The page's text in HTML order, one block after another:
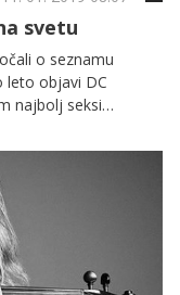
svetu
o seznamu
leto objavi DC
najbolj seksi